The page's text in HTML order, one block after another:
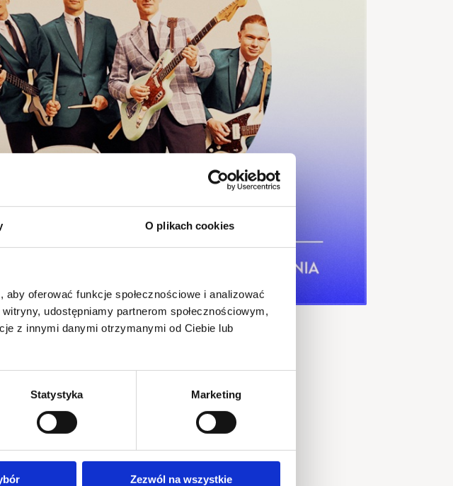
O plikach cookies
oferować funkcje społecznościowe i analizować
udostępniamy partnerom społecznościowym,
z innymi danymi otrzymanymi od Ciebie lub
Statystyka Marketing
Zezwól na wszystkie
i świetnej
2026-06-12 @ 20:30do
2026-06-12 @ 22:30
Scena Główna